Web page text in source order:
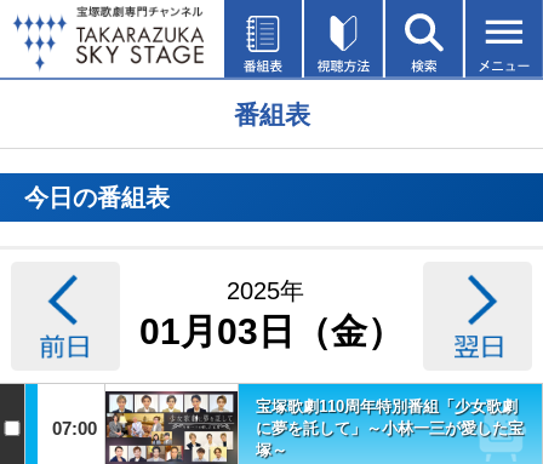
番組表
今日の番組表
2025年
01月03日（金）
07:00
宝塚歌劇110周年特別番組「少女歌劇
に夢を託して」～小林一三が愛した宝
塚～